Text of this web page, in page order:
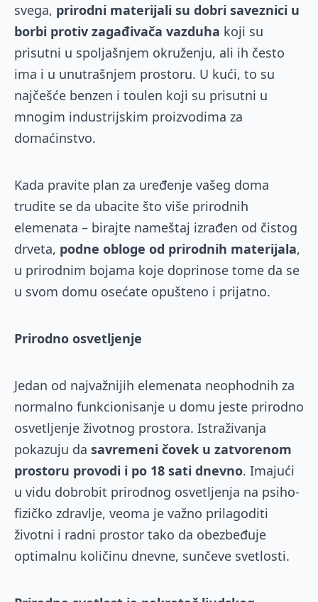
svega, prirodni materijali su dobri saveznici u
borbi protiv zagađivača vazduha koji su
prisutni u spoljašnjem okruženju, ali ih često
ima i u unutrašnjem prostoru. U kući, to su
najčešće benzen i toulen koji su prisutni u
mnogim industrijskim proizvodima za
domaćinstvo.
Kada pravite plan za uređenje vašeg doma
trudite se da ubacite što više prirodnih
elemenata – birajte nameštaj izrađen od čistog
drveta, podne obloge od prirodnih materijala,
u prirodnim bojama koje doprinose tome da se
u svom domu osećate opušteno i prijatno.
Prirodno osvetljenje
Jedan od najvažnijih elemenata neophodnih za
normalno funkcionisanje u domu jeste prirodno
osvetljenje životnog prostora. Istraživanja
pokazuju da savremeni čovek u zatvorenom
prostoru provodi i po 18 sati dnevno. Imajući
u vidu dobrobit prirodnog osvetljenja na psiho-
fizičko zdravlje, veoma je važno prilagoditi
životni i radni prostor tako da obezbeđuje
optimalnu količinu dnevne, sunčeve svetlosti.